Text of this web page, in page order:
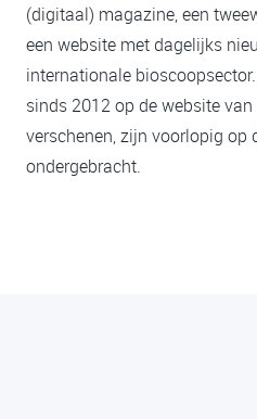
(digitaal) magazine, een
een website met dagelijks
internationale
sinds 2012 op de website
verschenen, zijn voorlopig op
ondergebracht.